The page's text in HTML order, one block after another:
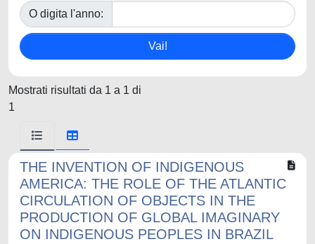
O digita l'anno:
Mostrati risultati da 1 a 1 di
1
THE INVENTION OF INDIGENOUS
AMERICA: THE ROLE OF THE ATLANTIC
CIRCULATION OF OBJECTS IN THE
PRODUCTION OF GLOBAL IMAGINARY
ON INDIGENOUS PEOPLES IN BRAZIL